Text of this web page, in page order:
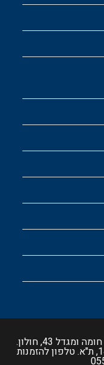
© חומה ומגדל 43, חולון.
* אין קבלת קהל במקום. דרך ההגנה 140, ת"א. טלפון להזמנות